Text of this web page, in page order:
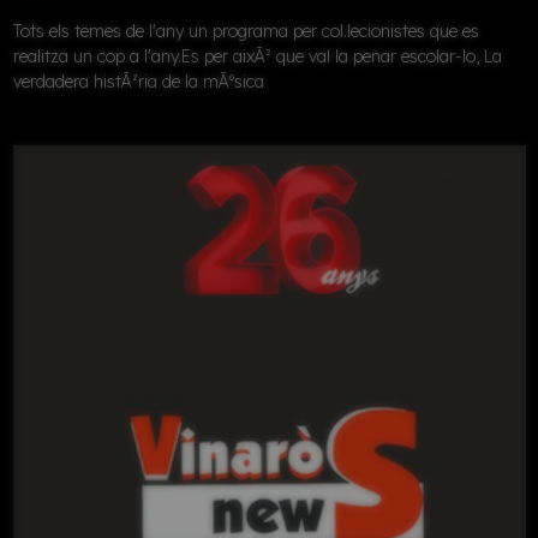
Tots els temes de l'any un programa per col.lecionistes que es
realitza un cop a l'any.Es per aixÃ² que val la penar escolar-lo, La
verdadera histÃ²ria de la mÃºsica